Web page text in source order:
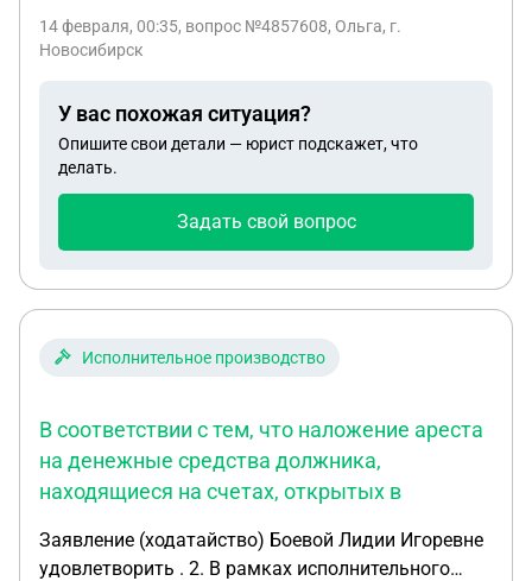
из за этого отказать,но сын собственник дома
14 февраля, 00:35, вопрос №4857608, Ольга, г.
Новосибирск
У вас похожая ситуация?
Опишите свои детали — юрист подскажет, что
делать.
Задать свой вопрос
Исполнительное производство
В соответствии с тем, что наложение ареста
на денежные средства должника,
находящиеся на счетах, открытых в
Заявление (ходатайство) Боевой Лидии Игоревне
удовлетворить . 2. В рамках исполнительного